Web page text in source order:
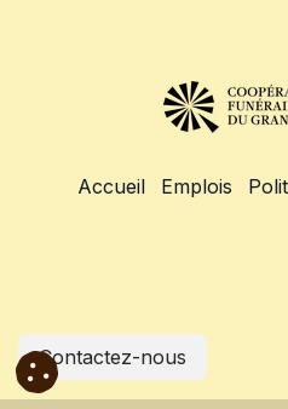
Accueil Emplois
Contactez-nous